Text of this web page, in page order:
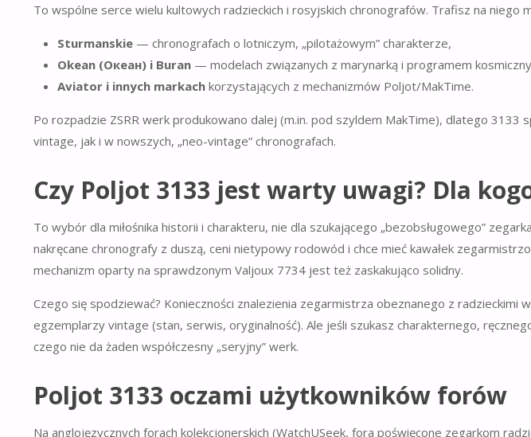
To wspólne serce wielu kultowych radzieckich i rosyjskich chronografów. Trafisz na niego
Sturmanskie — chronografach o lotniczym, „pilotażowym” charakterze,
Okean (Океан) i Buran — modelach związanych z marynarką i programem
Aviator i innych markach korzystających z mechanizmów Poljot/MakTime.
Po rozpadzie ZSRR werk produkowano dalej (m.in. pod szyldem MakTime), dlatego 3133
vintage, jak i w nowszych, „neo-vintage” chronografach.
Czy Poljot 3133 jest warty uwagi? Dla
To wybór dla miłośnika historii i charakteru, nie dla szukającego „bezobsługowego”
nakręcane chronografy z duszą, ceni nietypowy rodowód i chce mieć kawałek
mechanizm oparty na sprawdzonym Valjoux 7734 jest też zaskakująco solidny.
Czego się spodziewać? Konieczności znalezienia zegarmistrza obeznanego z radzieckimi
egzemplarzy vintage (stan, serwis, oryginalność). Ale jeśli szukasz charakternego,
czego nie da żaden współczesny „seryjny” werk.
Poljot 3133 oczami użytkowników forów
Na anglojęzycznych forach kolekcjonerskich (WatchUSeek, fora poświęcone zegarkom